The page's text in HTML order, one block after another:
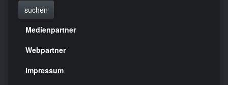
suchen
Menülinks
rechte
Seite
Medienpartner
Webpartner
Impressum